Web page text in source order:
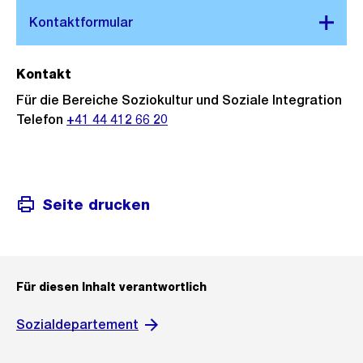
Kontakt
Für die Bereiche Soziokultur und Soziale Integration
Telefon +41 44 412 66 20
Seite drucken
Für diesen Inhalt verantwortlich
Sozialdepartement